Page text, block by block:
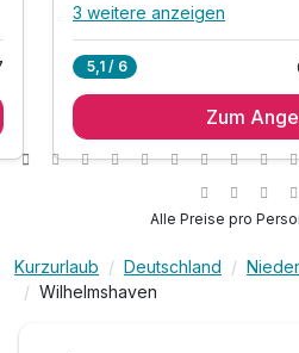
Alle Inklusivleistungen
1 x Frühstücksbuffet im
1 Flasche Wasser auf ihrem
inkl. W-Lan
3 weitere anzeigen
5,1 / 6
Zum
Alle Preise pro
Kurzurlaub Deutschland
Wilhelmshaven